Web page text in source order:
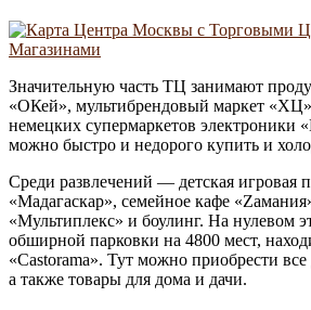
Значительную часть ТЦ занимают
«ОКей», мультибрендовый маркет
немецких супермаркетов электроники
можно быстро и недорого купить и
Среди развлечений — детская игровая
«Мадагаскар», семейное кафе
«Мультиплекс» и боулинг. На нулевом
обширной парковки на 4800 мест,
«Castorama». Тут можно приобрести все
а также товары для дома и дачи.